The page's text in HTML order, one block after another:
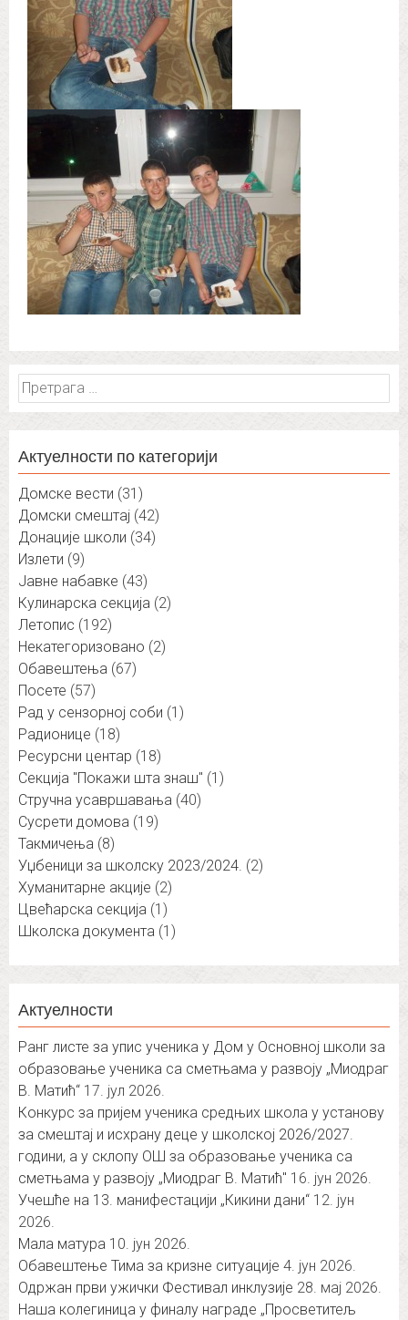
Претрага
за:
Актуелности по категорији
Домске вести (31)
Домски смештај (42)
Донације школи (34)
Излети (9)
Јавне набавке (43)
Кулинарска секција (2)
Летопис (192)
Некатегоризовано (2)
Обавештења (67)
Посете (57)
Рад у сензорној соби (1)
Радионице (18)
Ресурсни центар (18)
Секција "Покажи шта знаш" (1)
Стручна усавршавања (40)
Сусрети домова (19)
Такмичења (8)
Уџбеници за школску 2023/2024. (2)
Хуманитарне акције (2)
Цвећарска секција (1)
Школска документа (1)
Актуелности
Ранг листе за упис ученика у Дом у Основној школи за
образовање ученика са сметњама у развоју „Миодраг
В. Матић“ 17. јул 2026.
Конкурс за пријем ученика средњих школа у установу
за смештај и исхрану деце у школској 2026/2027.
години, а у склопу ОШ за образовање ученика са
сметњама у развоју „Миодраг В. Матић″ 16. јун 2026.
Учешће на 13. манифестацији „Кикини дани“ 12. јун
2026.
Мала матура 10. јун 2026.
Обавештење Тима за кризне ситуације 4. јун 2026.
Одржан први ужички Фестивал инклузије 28. мај 2026.
Наша колегиница у финалу награде „Просветитељ